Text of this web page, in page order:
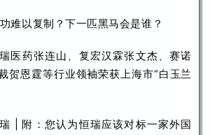
难以复制？下一匹黑马会是谁？
医药张连山、复宏汉霖张文杰、赛诺
贺恩霆等行业领袖荣获上海市“白玉兰
| 附：您认为恒瑞应该对标一家外国